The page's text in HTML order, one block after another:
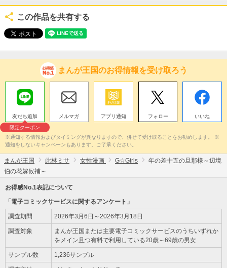
この作品を共有する
まんが王国のお得情報を受け取ろう
友だち追加
限定クーポン
メルマガ アプリ通知 フォロー いいね
※通知する情報およびタイミングが異なりますので、併せて受け取ることをお勧めします。 ※
通知をしないキャンペーンもあります。ご了承ください。
まんが王国 此林ミサ 女性漫画 G☆Girls
年の差十五の旦那様～辺境
伯の花嫁候補～
お得感No.1表記について
「電子コミックサービスに関するアンケート」
調査期間 2026年3月6日～2026年3月18日
調査対象
まんが王国または主要電子コミックサービスのうちいずれか
をメイン且つ有料で利用している20歳～69歳の男女
サンプル数 1,236サンプル